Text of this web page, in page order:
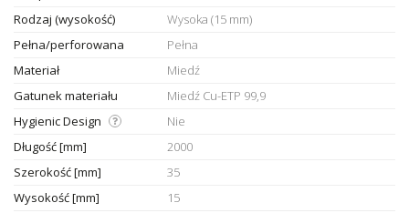
Rodzaj (wysokość)
Wysoka (15 mm)
Pełna/perforowana
Pełna
Materiał
Miedź
Gatunek materiału
Miedź Cu-ETP 99,9
Hygienic Design
Nie
Długość [mm]
2000
Szerokość [mm]
35
Wysokość [mm]
15